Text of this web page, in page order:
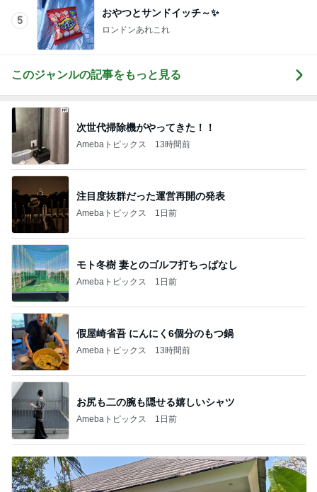
5
おやつとサンドイッチ～✨
ロンドンあれこれ
このジャンルの記事をもっと見る
次世代掃除機がやってきた！！
Amebaトピックス 13時間前
注目度抜群だった運営再開の発表
Amebaトピックス 1日前
モト冬樹 妻とのゴルフ打ちっぱなし
Amebaトピックス 1日前
假屋崎省吾 にんにく6個分のもつ鍋
Amebaトピックス 13時間前
お尻も二の腕も隠せる嬉しいシャツ
Amebaトピックス 1日前